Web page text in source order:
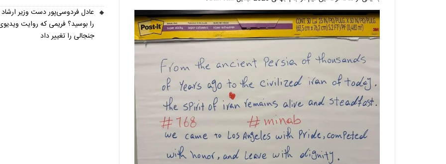
عادل فردوسی‌پور دست وزیر ارشاد
را بوسید؟ فریمی که روایت
جنجالی را تغییر داد